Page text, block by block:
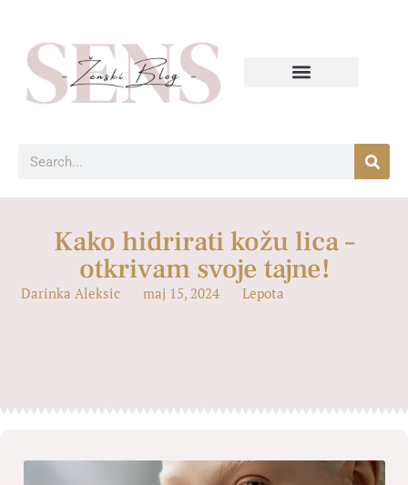
Kako hidrirati kožu lica –
otkrivam svoje tajne!
Darinka Aleksic maj 15, 2024 Lepota